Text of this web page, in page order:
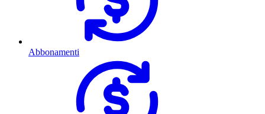
Abbonamenti